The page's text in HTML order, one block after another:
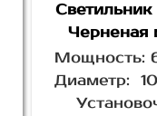
Черненая
Мощность:
Диаметр: